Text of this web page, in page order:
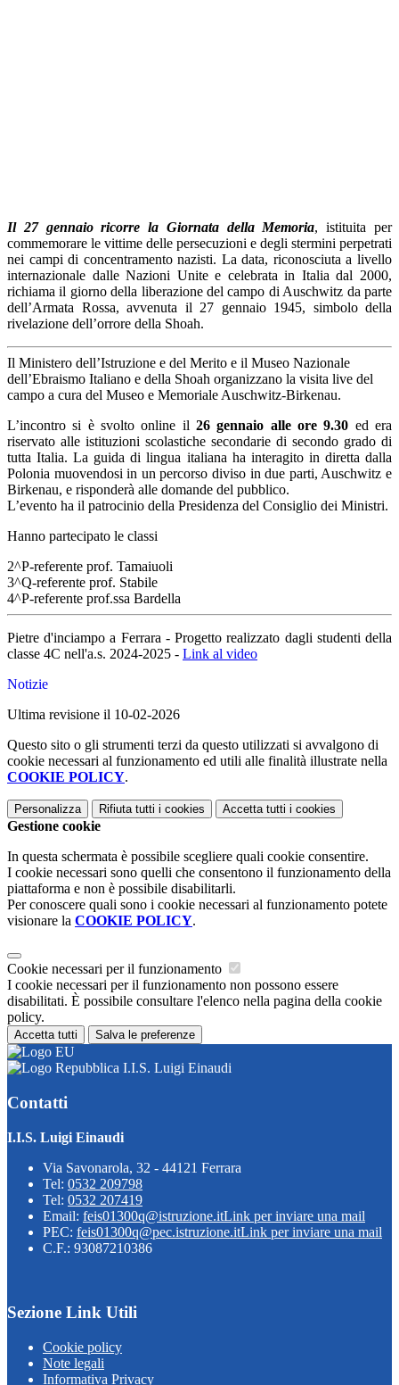
Il 27 gennaio ricorre la Giornata della Memoria, istituita per
commemorare le vittime delle persecuzioni e degli stermini perpetrati
nei campi di concentramento nazisti. La data, riconosciuta a livello
internazionale dalle Nazioni Unite e celebrata in Italia dal 2000,
richiama il giorno della liberazione del campo di Auschwitz da parte
dell’Armata Rossa, avvenuta il 27 gennaio 1945, simbolo della
rivelazione dell’orrore della Shoah.
Il Ministero dell’Istruzione e del Merito e il Museo Nazionale
dell’Ebraismo Italiano e della Shoah organizzano la visita live del
campo a cura del Museo e Memoriale Auschwitz-Birkenau.
L’incontro si è svolto online il 26 gennaio alle ore 9.30 ed era
riservato alle istituzioni scolastiche secondarie di secondo grado di
tutta Italia. La guida di lingua italiana ha interagito in diretta dalla
Polonia muovendosi in un percorso diviso in due parti, Auschwitz e
Birkenau, e risponderà alle domande del pubblico.
L’evento ha il patrocinio della Presidenza del Consiglio dei Ministri.
Hanno partecipato le classi
2^P-referente prof. Tamaiuoli
3^Q-referente prof. Stabile
4^P-referente prof.ssa Bardella
Pietre d'inciampo a Ferrara - Progetto realizzato dagli studenti della
classe 4C nell'a.s. 2024-2025 - Link al video
Notizie
Ultima revisione il 10-02-2026
Questo sito o gli strumenti terzi da questo utilizzati si avvalgono di
cookie necessari al funzionamento ed utili alle finalità illustrate nella
COOKIE POLICY.
Personalizza Rifiuta tutti i cookies Accetta tutti i cookies
Gestione cookie
In questa schermata è possibile scegliere quali cookie consentire.
I cookie necessari sono quelli che consentono il funzionamento della
piattaforma e non è possibile disabilitarli.
Per conoscere quali sono i cookie necessari al funzionamento potete
visionare la COOKIE POLICY.
Cookie necessari per il funzionamento
I cookie necessari per il funzionamento non possono essere
disabilitati. È possibile consultare l'elenco nella pagina della cookie
policy.
Accetta tutti Salva le preferenze
I.I.S. Luigi Einaudi
Contatti
I.I.S. Luigi Einaudi
Via Savonarola, 32 - 44121 Ferrara
Tel: 0532 209798
Tel: 0532 207419
Email: feis01300q@istruzione.itLink per inviare una mail
PEC: feis01300q@pec.istruzione.itLink per inviare una mail
C.F.: 93087210386
Sezione Link Utili
Cookie policy
Note legali
Informativa Privacy